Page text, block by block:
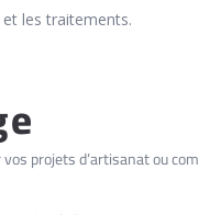
les traitements.
projets d’artisanat ou